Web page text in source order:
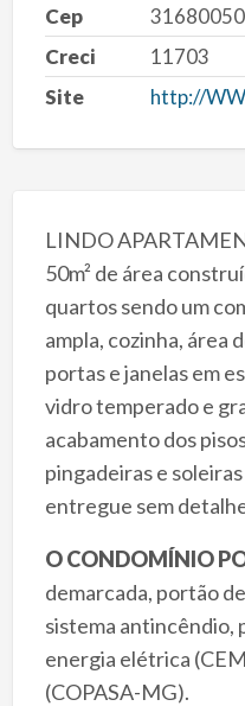
Cep
31680050
Creci
11703
Site
http://
LINDO
50m² de área
quartos sendo um
ampla, cozinha, área
portas e janelas em
vidro temperado e
acabamento dos
pingadeiras e
entregue sem
O CONDOMÍNIO
demarcada, portão
sistema antincêndio,
energia elétrica
(COPASA-MG).